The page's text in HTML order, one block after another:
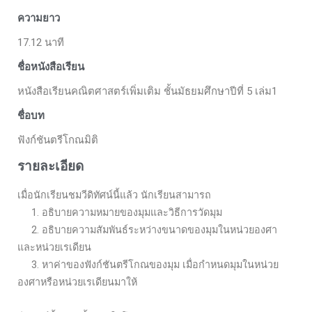
ความยาว
17.12 นาที
ชื่อหนังสือเรียน
หนังสือเรียนคณิตศาสตร์เพิ่มเติม ชั้นมัธยมศึกษาปีที่ 5 เล่ม1
ชื่อบท
ฟังก์ชันตรีโกณมิติ
รายละเอียด
เมื่อนักเรียนชมวีดิทัศน์นี้แล้ว นักเรียนสามารถ
1. อธิบายความหมายของมุมและวิธีการวัดมุม
2. อธิบายความสัมพันธ์ระหว่างขนาดของมุมในหน่วยองศา
และหน่วยเรเดียน
3. หาค่าของฟังก์ชันตรีโกณของมุม เมื่อกำหนดมุมในหน่วย
องศาหรือหน่วยเรเดียนมาให้